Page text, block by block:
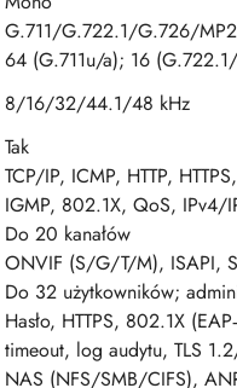
G.711/G.722.1/G.726/
64 (G.711u/a); 16
8/16/32/44.1/48 kHz
Tak
TCP/IP, ICMP, HTTP,
IGMP, 802.1X, QoS, IPv4/
Do 20 kanałów
ONVIF (S/G/T/M), ISAPI,
Do 32 użytkowników;
Hasło, HTTPS, 802.1X
timeout, log audytu, TLS
NAS (NFS/SMB/CIFS),